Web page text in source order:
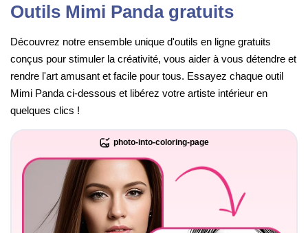
Outils Mimi Panda gratuits
Découvrez notre ensemble unique d'outils en ligne gratuits
conçus pour stimuler la créativité, vous aider à vous détendre et
rendre l'art amusant et facile pour tous. Essayez chaque outil
Mimi Panda ci-dessous et libérez votre artiste intérieur en
quelques clics !
photo-into-coloring-page